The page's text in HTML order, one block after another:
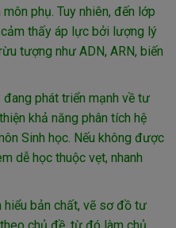
phụ. Tuy nhiên, đến lớp
thấy áp lực bởi lượng lý
tượng như ADN, ARN, biến
phát triển mạnh về tư
khả năng phân tích hệ
Sinh học. Nếu không được
dễ học thuộc vẹt, nhanh
bản chất, vẽ sơ đồ tư